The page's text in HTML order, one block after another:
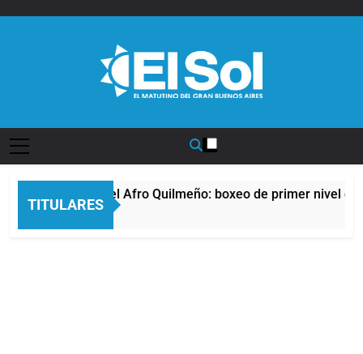
TITULARES
La noche del Afro Quilmeño: boxeo de primer nivel en
5 Horas Atrás